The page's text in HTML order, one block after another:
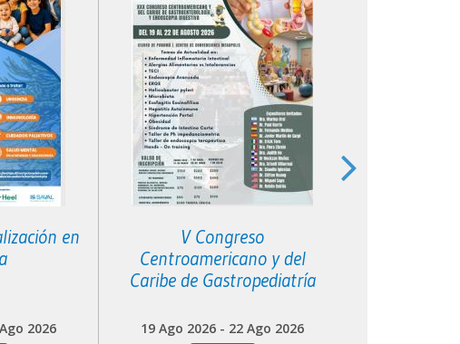
en
2026
V Congreso
Centroamericano y del
Caribe de Gastropediatría
19 Ago 2026 - 22 Ago 2026